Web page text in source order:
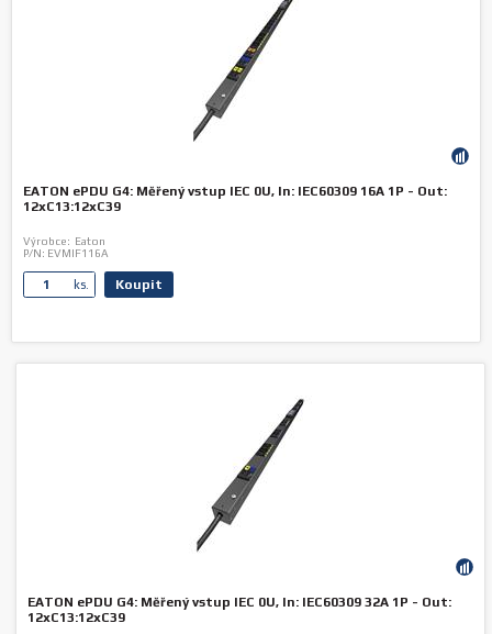
EATON ePDU G4: Měřený vstup IEC 0U, In: IEC60309 16A 1P - Out:
12xC13:12xC39
Výrobce: Eaton
P/N: EVMIF116A
ks. Koupit
EATON ePDU G4: Měřený vstup IEC 0U, In: IEC60309 32A 1P - Out:
12xC13:12xC39